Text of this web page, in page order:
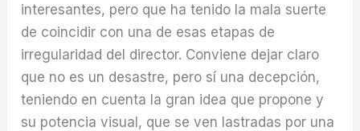
interesantes, pero que ha tenido la mala suerte
de coincidir con una de esas etapas de
irregularidad del director. Conviene dejar claro
que no es un desastre, pero sí una decepción,
teniendo en cuenta la gran idea que propone y
su potencia visual, que se ven lastradas por una